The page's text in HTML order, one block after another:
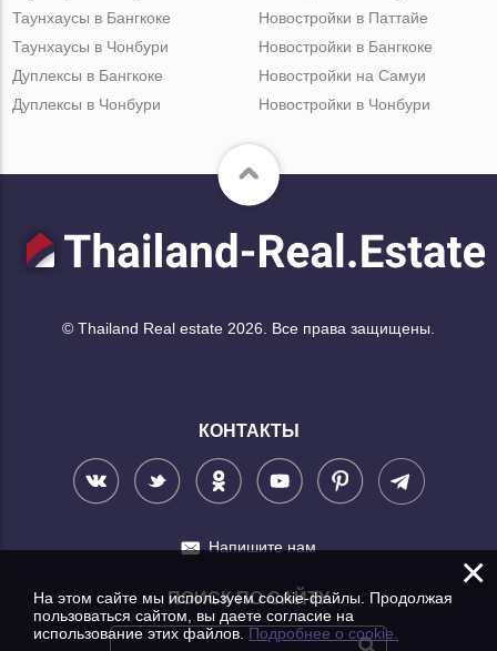
Таунхаусы в Бангкоке
Таунхаусы в Чонбури
Дуплексы в Бангкоке
Дуплексы в Чонбури
Новостройки в Паттайе
Новостройки в Бангкоке
Новостройки на Самуи
Новостройки в Чонбури
© Thailand Real estate 2026. Все права защищены.
КОНТАКТЫ
Напишите нам
ПОИСК ПО САЙТУ
×
На этом сайте мы используем cookie-файлы. Продолжая
пользоваться сайтом, вы даете согласие на
использование этих файлов. Подробнее о cookie.